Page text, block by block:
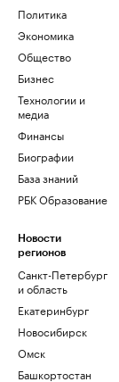
Политика
Экономика
Общество
Бизнес
Технологии и
медиа
Финансы
Биографии
База знаний
РБК Образование
Новости
регионов
Санкт-Петербург
и область
Екатеринбург
Новосибирск
Омск
Башкортостан